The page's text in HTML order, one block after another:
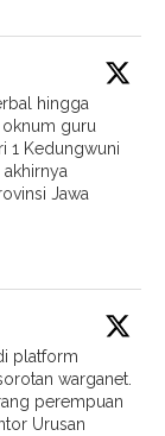
hingga
guru
1 Kedungwuni
Jawa
platform
warganet.
perempuan
Urusan